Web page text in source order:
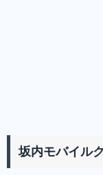
坂内モバイル